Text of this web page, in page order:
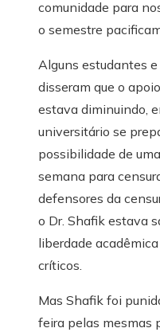
comunidade para
o semestre
Alguns estudantes
disseram que o
estava diminuindo,
universitário se
possibilidade de
semana para
defensores da
o Dr. Shafik estava
liberdade
críticos.
Mas Shafik foi
feira pelas mesmas